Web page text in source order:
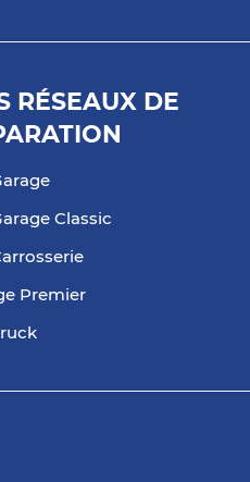
RÉSEAUX DE
Classic
Premier